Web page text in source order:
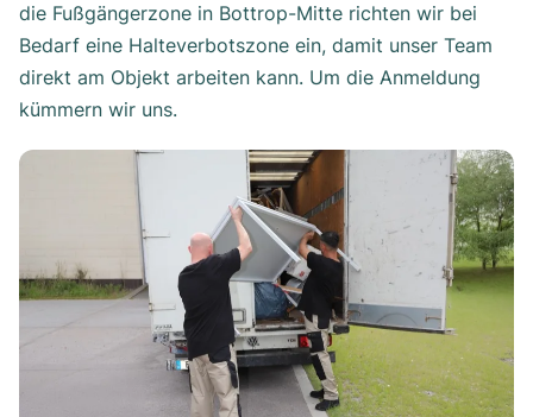
die Fußgängerzone in Bottrop-Mitte richten wir bei
Bedarf eine Halteverbotszone ein, damit unser Team
direkt am Objekt arbeiten kann. Um die Anmeldung
kümmern wir uns.